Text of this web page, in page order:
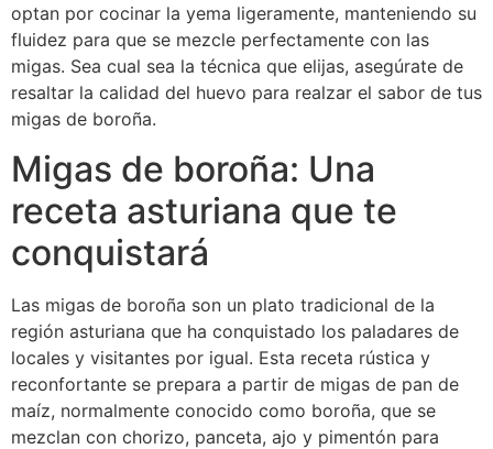
optan por cocinar la yema ligeramente, manteniendo su
fluidez para que se mezcle perfectamente con las
migas. Sea cual sea la técnica que elijas, asegúrate de
resaltar la calidad del huevo para realzar el sabor de tus
migas de boroña.
Migas de boroña: Una
receta asturiana que te
conquistará
Las migas de boroña son un plato tradicional de la
región asturiana que ha conquistado los paladares de
locales y visitantes por igual. Esta receta rústica y
reconfortante se prepara a partir de migas de pan de
maíz, normalmente conocido como boroña, que se
mezclan con chorizo, panceta, ajo y pimentón para